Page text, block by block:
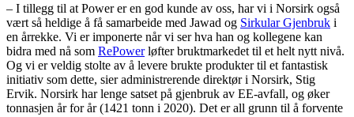
– I tillegg til at Power er en god kunde av oss, har vi i Norsirk også
vært så heldige å få samarbeide med Jawad og Sirkular Gjenbruk i
en årrekke. Vi er imponerte når vi ser hva han og kollegene kan
bidra med nå som RePowerløfter bruktmarkedet til et helt nytt nivå.
Og vi er veldig stolte av å levere brukte produkter til et fantastisk
initiativ som dette, sier administrerende direktør i Norsirk, Stig
Ervik. Norsirk har lenge satset på gjenbruk av EE-avfall, og øker
tonnasjen år for år (1421 tonn i 2020). Det er all grunn til å forvente